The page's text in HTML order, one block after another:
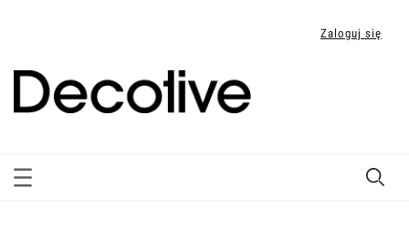
Zaloguj się